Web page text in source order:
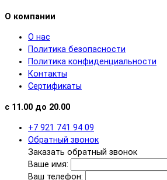
О компании
О нас
Политика безопасности
Политика конфиденциальности
Контакты
Сертификаты
с 11.00 до 20.00
+7 921 741 94 09
Обратный звонок
Заказать обратный звонок
Ваше имя:
Ваш телефон: